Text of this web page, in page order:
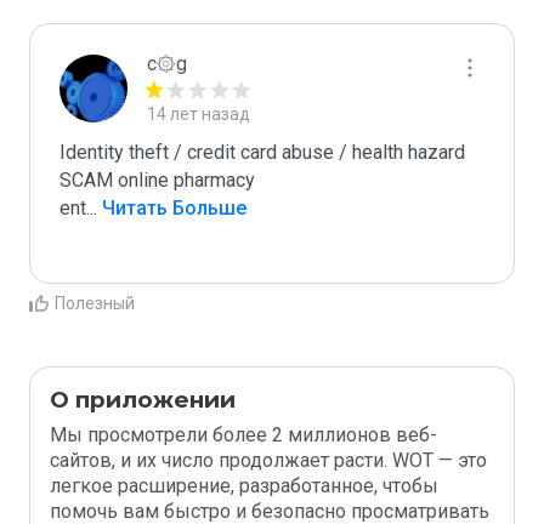
c۞g
14 лет назад
Identity theft / credit card abuse / health hazard
SCAM online pharmacy
ent... Читать Больше
Полезный
О приложении
Мы просмотрели более 2 миллионов веб-
сайтов, и их число продолжает расти. WOT — это
легкое расширение, разработанное, чтобы
помочь вам быстро и безопасно просматривать